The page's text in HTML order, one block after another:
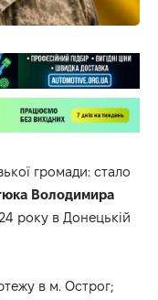
громади: стало
Володимира
року в Донецькій
в м. Острог;